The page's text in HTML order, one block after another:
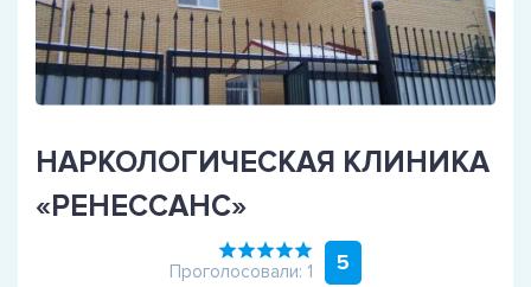
НАРКОЛОГИЧЕСКАЯ КЛИНИКА
«РЕНЕССАНС»
Проголосовали: 1 5